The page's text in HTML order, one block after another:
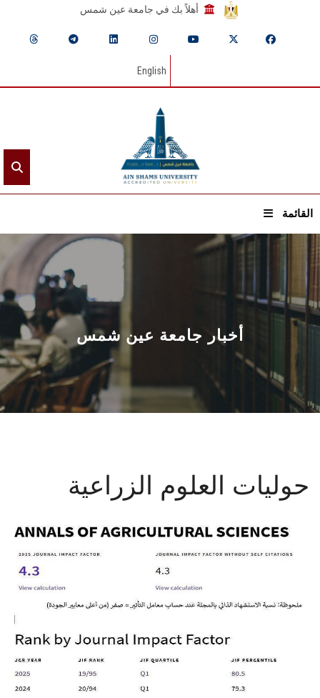
أهلاً بك في جامعة عين شمس
English
القائمة
الرئيسيـة
عن الجامعة
القطاعـات
الشئون الأكاديمية
البحث العلمي
المراكز والوحدات
الأنظمة الذكية
الإعلام
تواصل معنا
الطلاب
هيئة التدريس
أخبار جامعة عين شمس
حوليات العلوم الزراعية